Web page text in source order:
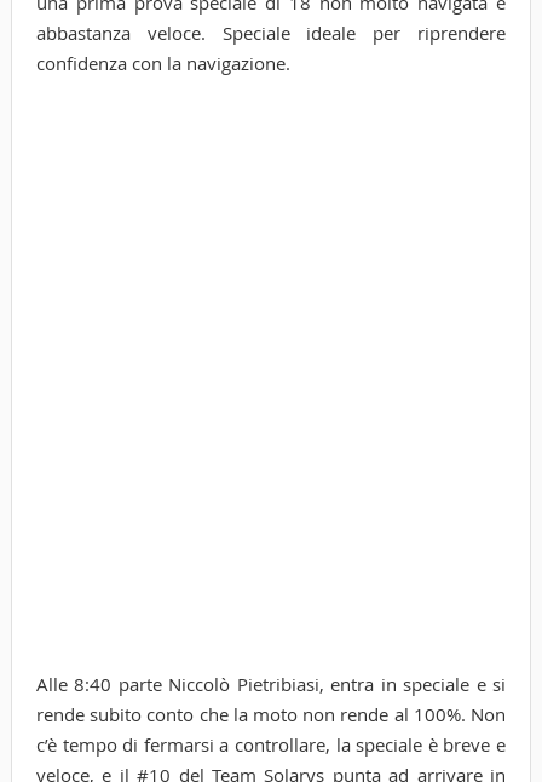
abbastanza veloce. Speciale ideale per riprendere
confidenza con la navigazione.
Alle 8:40 parte Niccolò Pietribiasi, entra in speciale e si
rende subito conto che la moto non rende al 100%. Non
c’è tempo di fermarsi a controllare, la speciale è breve e
veloce, e il #10 del Team Solarys punta ad arrivare in